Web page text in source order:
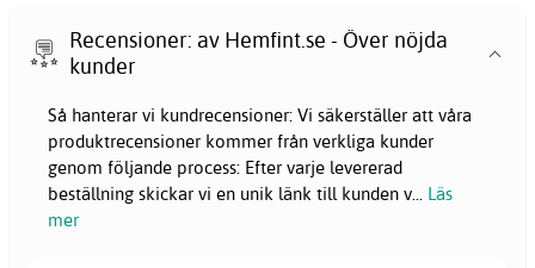
Recensioner: av Hemfint.se - Över nöjda
kunder
Så hanterar vi kundrecensioner: Vi säkerställer att våra
produktrecensioner kommer från verkliga kunder
genom följande process: Efter varje levererad
beställning skickar vi en unik länk till kunden v... Läs
mer